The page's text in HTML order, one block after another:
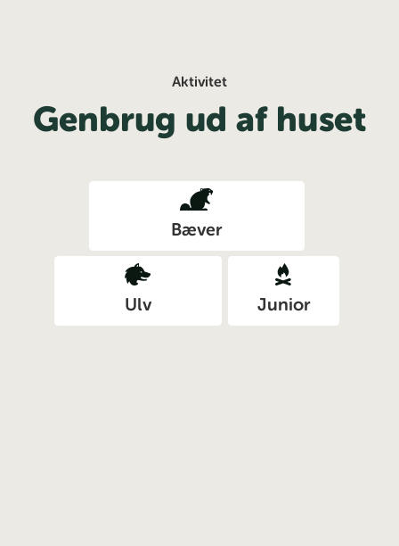
Aktivitet
Genbrug ud af huset
Bæver
Ulv Junior